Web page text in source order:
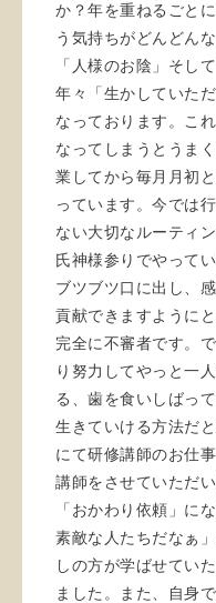
か？年を重ねるごと
う気持ちがどんどん
「人様のお陰」そし
年々「生かしていた
なっております。こ
なってしまうとうま
業してから毎月月初
っています。今では
ない大切なルーティ
氏神様参りでやって
ブツブツ口に出し、
貢献できますように
完全に不審者です。
り努力してやっと一
る、歯を食いしばっ
生きていける方法だ
にて研修講師のお仕
講師をさせていただ
「おかわり依頼」に
素敵な人たちだなぁ
しの方が学ばせてい
ました。また、自身